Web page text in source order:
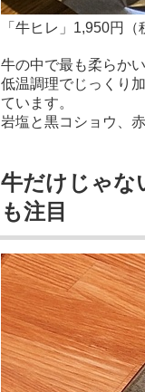
「牛ヒレ」1,950円（
牛の中で最も柔らか
低温調理でじっくり
ています。
岩塩と黒コショウ、
牛だけじゃな
も注目